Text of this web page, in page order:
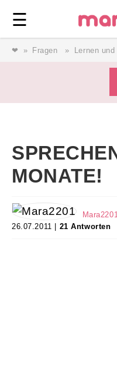
☰ ⎯ Wir
❤ Fragen Lernen
MONATE!
26.07.2011 | 21 Antworten
Forum
Service